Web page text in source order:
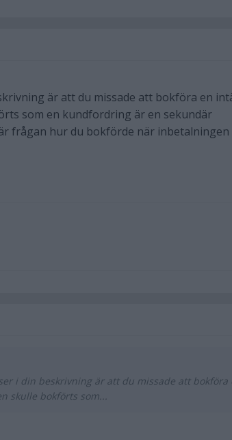
är att du missade att bokföra en
som en kundfordring är en sekundär
frågan hur du bokförde när
i din beskrivning är att du missade att bokföra
skulle bokförts som...